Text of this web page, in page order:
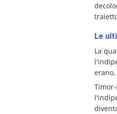
Le
La